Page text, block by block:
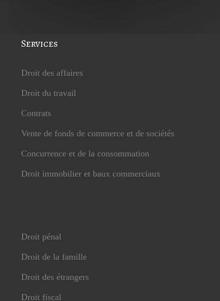
Services
Droit des affaires
Droit du travail
Contrats
Vente de fonds de commerce et de sociétés
Concurrence et de la consommation
Droit immobilier et baux commerciaux
Droit pénal
Droit de la famille
Droit des étrangers
Droit fiscal